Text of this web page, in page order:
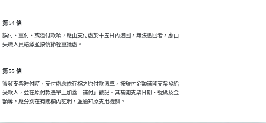
第 54 條
誤付、重付、或溢付款項，應由支付處於十五日內追回，無法追回者，應由
失職人員賠繳並按情節輕重議處。
第 55 條
簽發支票短付時，支付處應依存檔之原付款憑單，按短付金額補開支票發給
受款人，並在原付款憑單上加蓋「補付」戳記。其補開支票日期、號碼及金
額等，應分別在有關欄內註明，並通知原支用機關。